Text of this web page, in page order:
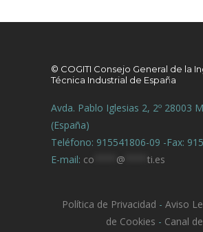
© COGITI Consejo General de la
Técnica Industrial de España
Avda. Pablo Iglesias 2, 2º 28003
(España)
Teléfono: 915541806-09 -Fax:
E-mail: co @ ti.es
Política de Privacidad - Aviso
de Cookies - Canal